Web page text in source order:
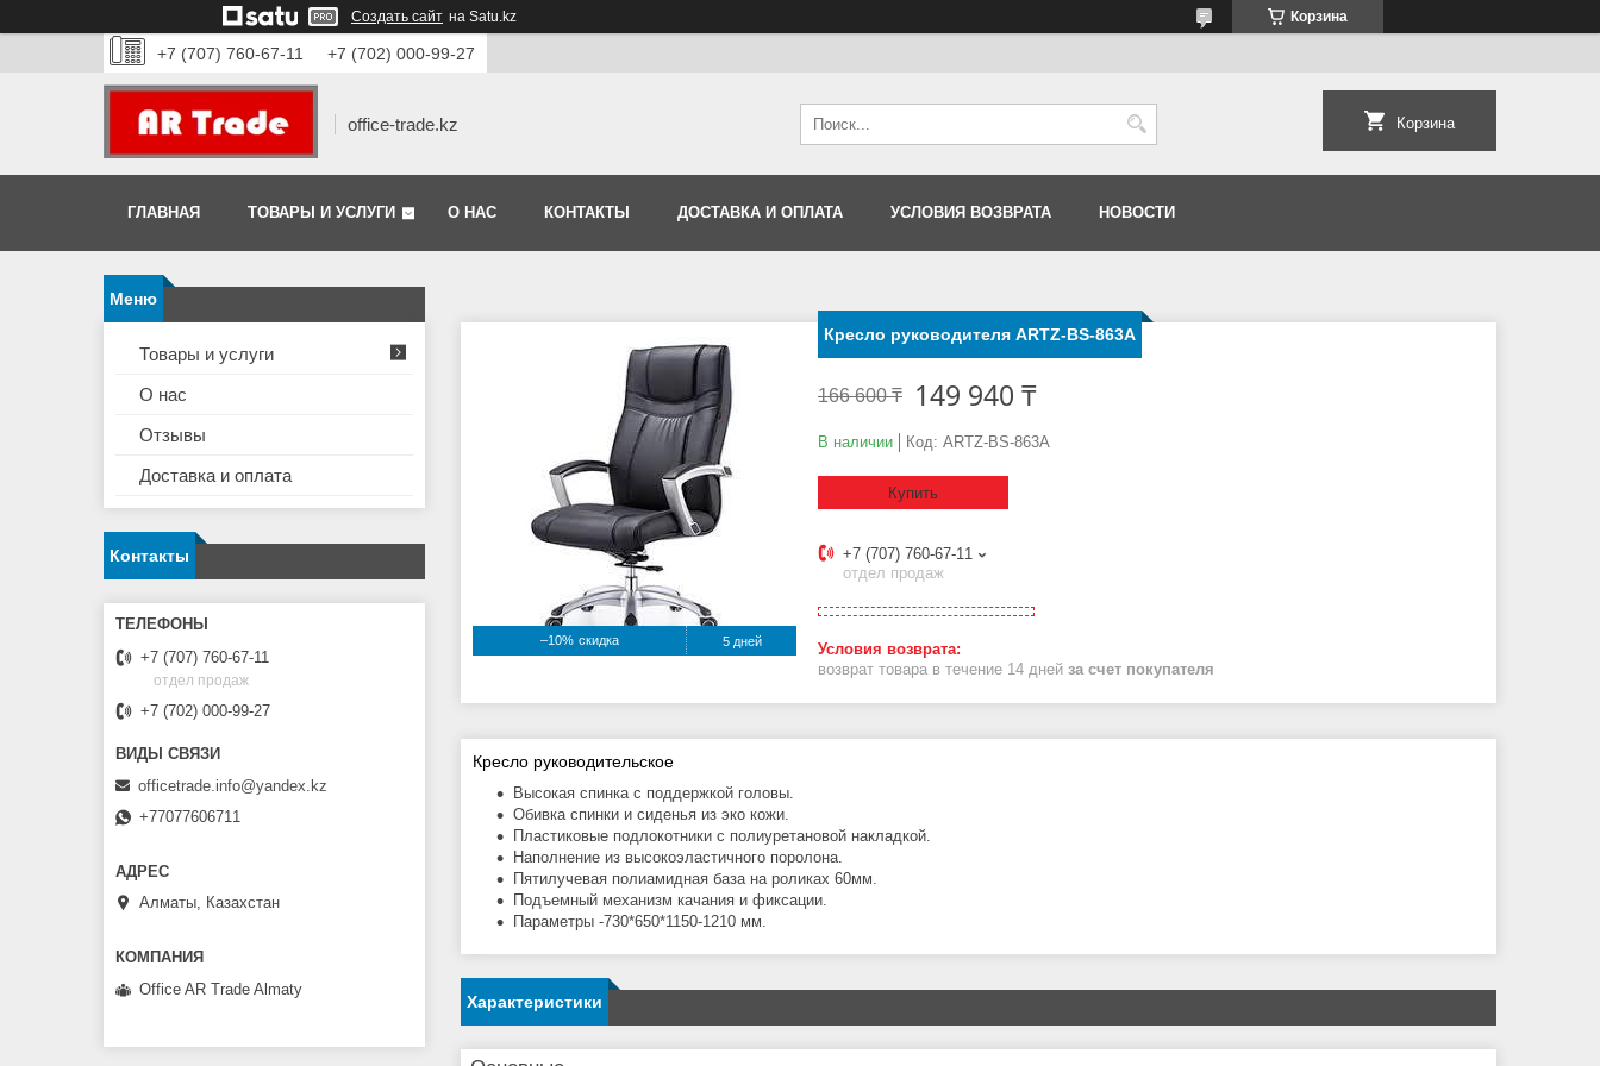
Создать сайт на Satu.kz Корзина
+7 (707) 760-67-11 +7 (702) 000-99-27
office-trade.kz Корзина
ГЛАВНАЯ ТОВАРЫ И УСЛУГИ О НАС КОНТАКТЫ ДОСТАВКА И ОПЛАТА УСЛОВИЯ ВОЗВРАТА НОВОСТИ
–10% 5 дней
Кресло руководителя ARTZ-BS-863A
166 600 ₸ 149 940 ₸
В наличии Код: ARTZ-BS-863A
Купить
+7 (707) 760-67-11
отдел продаж
возврат товара в течение 14 дней за счет покупателя
Кресло руководительское
Высокая спинка с поддержкой головы.
Обивка спинки и сиденья из эко кожи.
Пластиковые подлокотники с полиуретановой накладкой.
Наполнение из высокоэластичного поролона.
Пятилучевая полиамидная база на роликах 60мм.
Подъемный механизм качания и фиксации.
Параметры -730*650*1150-1210 мм.
Характеристики
Товары и услуги
О нас
Отзывы
Доставка и оплата
Контакты
+7 (707) 760-67-11
отдел продаж
+7 (702) 000-99-27
officetrade.info@yandex.kz
+77077606711
Алматы, Казахстан
Office AR Trade Almaty